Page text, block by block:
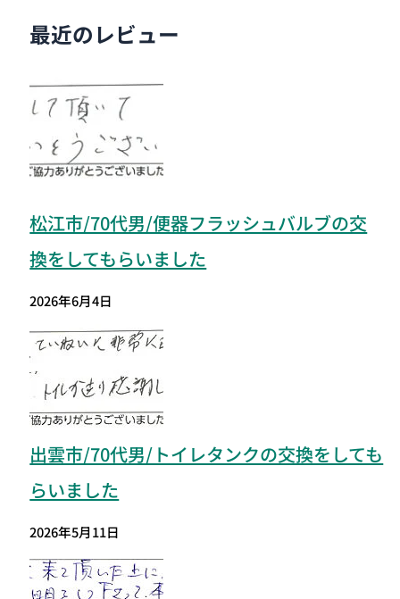
最近のレビュー
松江市/70代男/便器フラッシュバルブの交
換をしてもらいました
2026年6月4日
出雲市/70代男/トイレタンクの交換をしても
らいました
2026年5月11日